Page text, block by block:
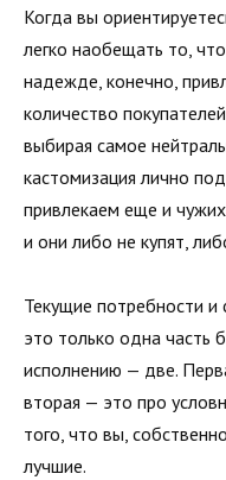
Когда вы
легко наобещать то,
надежде, конечно,
количество
выбирая самое
кастомизация лично
привлекаем еще и
и они либо не купят,
Текущие потребности
это только одна часть
исполнению — две.
вторая — это про
того, что вы,
лучшие.